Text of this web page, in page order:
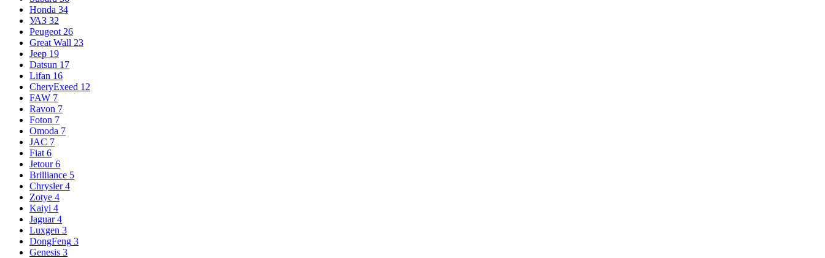
Honda 34
УАЗ 32
Peugeot 26
Great Wall 23
Jeep 19
Datsun 17
Lifan 16
CheryExeed 12
FAW 7
Ravon 7
Foton 7
Omoda 7
JAC 7
Fiat 6
Jetour 6
Brilliance 5
Chrysler 4
Zotye 4
Kaiyi 4
Jaguar 4
Luxgen 3
DongFeng 3
Genesis 3